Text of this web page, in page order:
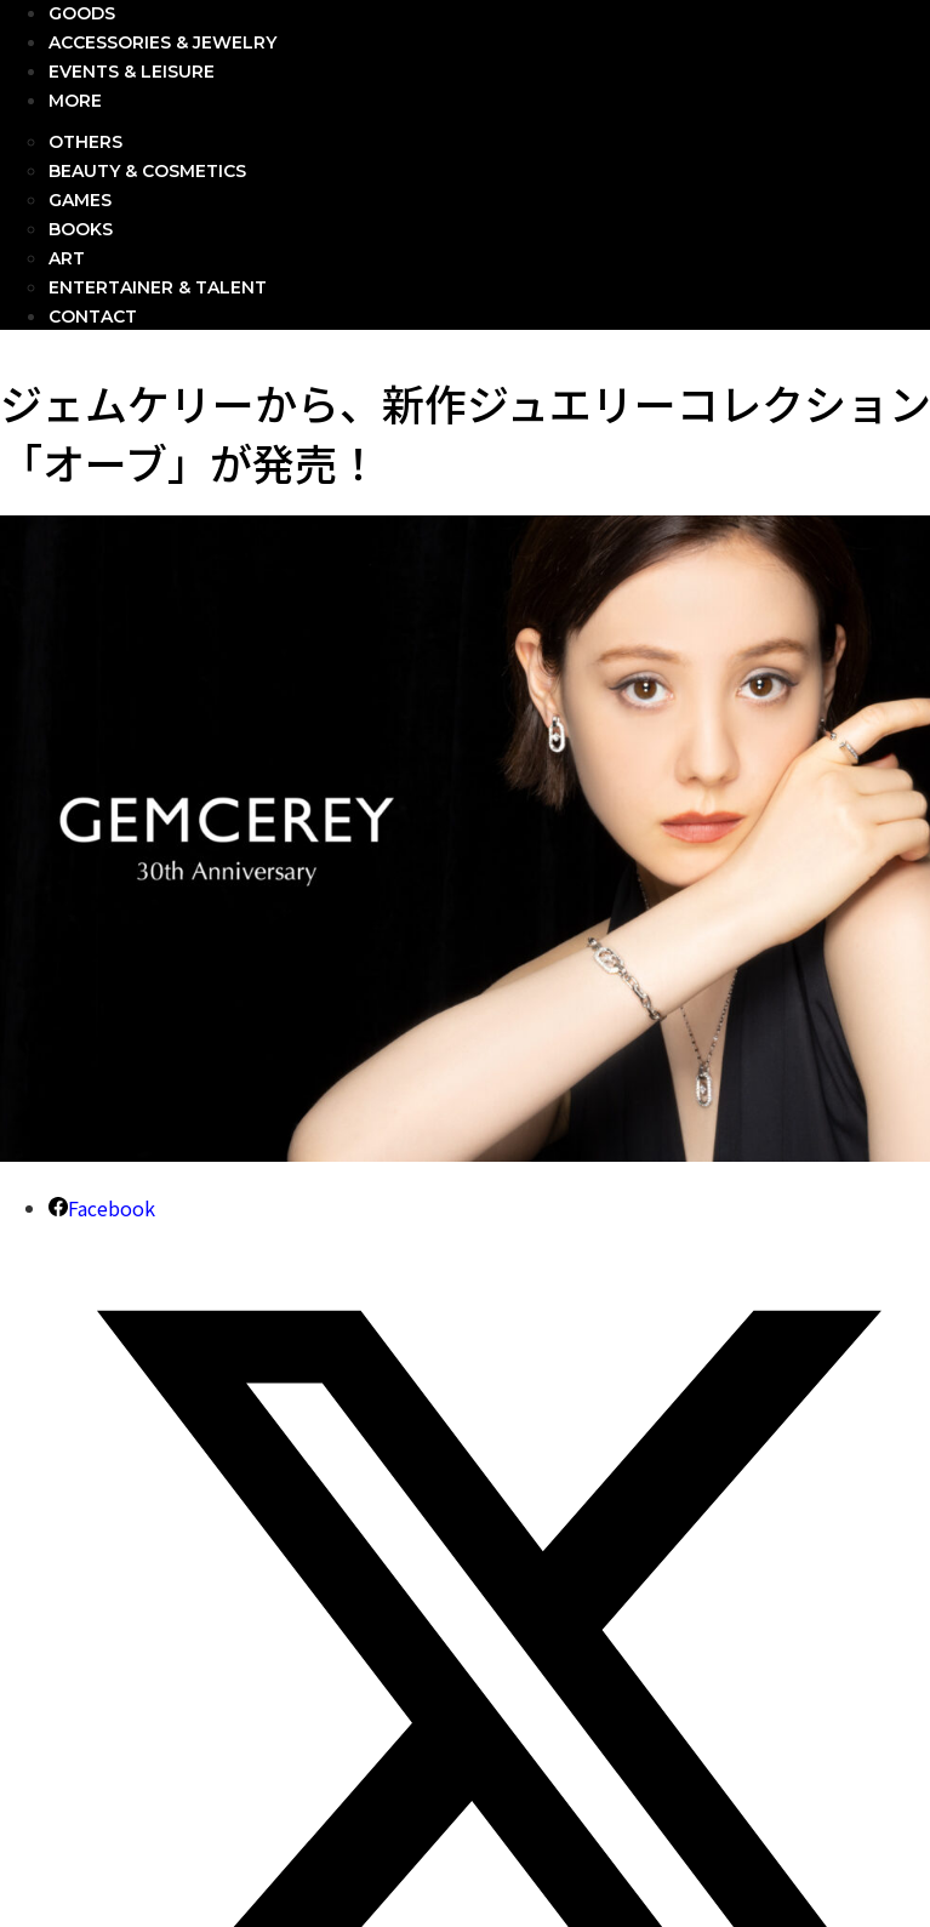
GOODS
ACCESSORIES & JEWELRY
EVENTS & LEISURE
MORE
OTHERS
BEAUTY & COSMETICS
GAMES
BOOKS
ART
ENTERTAINER & TALENT
CONTACT
ジェムケリーから、新作ジュエリーコレクション
「オーブ」が発売！
Facebook